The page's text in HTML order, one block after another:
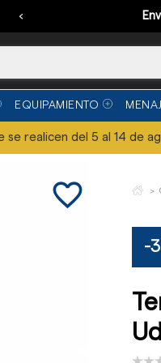
‹
EQUIPAMIENTO
se realicen del 5 al 14 de
favorite_border
-